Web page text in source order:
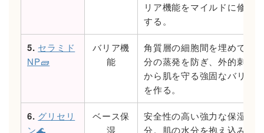
リア機能をマイルドに修復
する。
5. セラミド
NP🧱
バリア機
能
角質層の細胞間を埋めて水
分の蒸発を防ぎ、外的刺激
から肌を守る強固なバリア
を作る。
6. グリセリ
ン🌊
ベース保
湿
安全性の高い強力な保湿成
分。肌の水分を抱え込み、